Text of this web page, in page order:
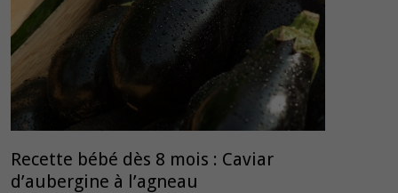
Recette bébé dès 8 mois : Caviar
d’aubergine à l’agneau